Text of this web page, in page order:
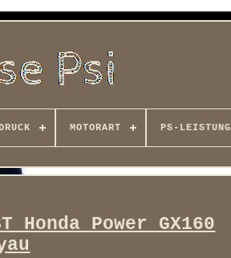
MOTORART PS-LEISTUNG
Honda Power GX160